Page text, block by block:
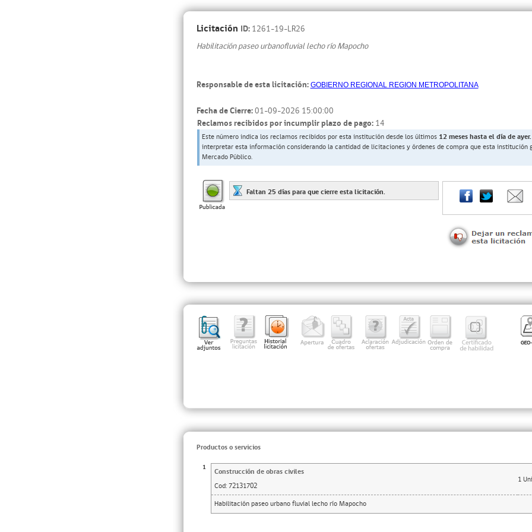
Licitación ID: 1261-19-LR26
Habilitación paseo urbanofluvial lecho río Mapocho
Responsable de esta licitación:GOBIERNO REGIONAL REGION METROPOLITANA
Fecha de Cierre:01-09-2026 15:00:00
Reclamos recibidos por incumplir plazo de pago: 14
Este número indica los reclamos recibidos por esta institución desde los últimos 12 meses hasta el día de ayer.
interpretar esta información considerando la cantidad de licitaciones y órdenes de compra que esta institución
Mercado Público.
Faltan 25 días para que cierre esta licitación.
Productos o servicios
1 Construcción de obras civiles
1
Cod: 72131702
Habilitación paseo urbano fluvial lecho río Mapocho